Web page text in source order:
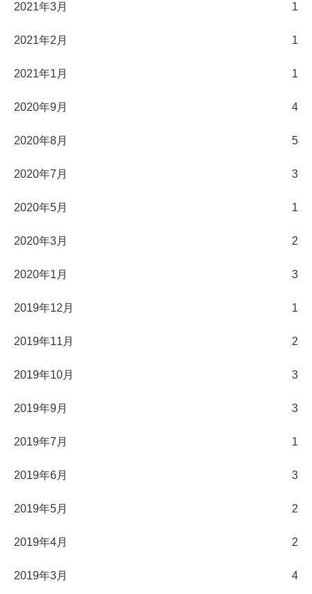
2021年3月 1
2021年2月 1
2021年1月 1
2020年9月 4
2020年8月 5
2020年7月 3
2020年5月 1
2020年3月 2
2020年1月 3
2019年12月 1
2019年11月 2
2019年10月 3
2019年9月 3
2019年7月 1
2019年6月 3
2019年5月 2
2019年4月 2
2019年3月 4